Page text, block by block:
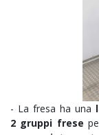
- La fresa ha una
2 gruppi frese